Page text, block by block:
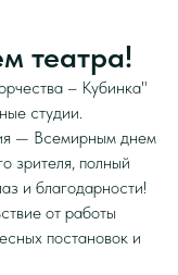
театра!
– Кубинка"
студии.
— Всемирным днем
зрителя, полный
и благодарности!
от работы
постановок и